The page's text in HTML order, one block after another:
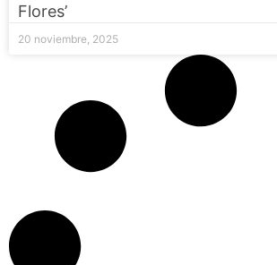
Flores’
20 noviembre, 2025